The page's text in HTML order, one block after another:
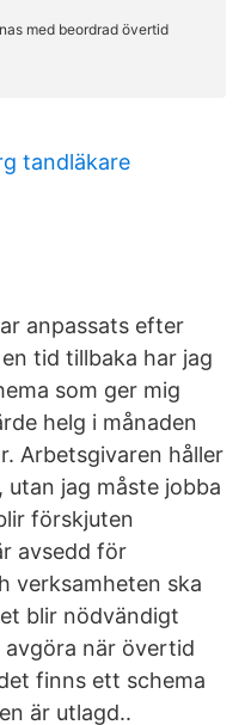
tandläkare
anpassats efter
tid tillbaka har jag
som ger mig
helg i månaden
Arbetsgivaren håller
jag måste jobba
förskjuten
avsedd för
verksamheten ska
blir nödvändigt
när övertid
finns ett schema
är utlagd..